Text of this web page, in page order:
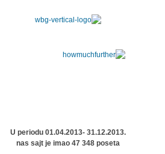
U periodu 01.04.2013- 31.12.2013.
nas sajt je imao 47 348 poseta